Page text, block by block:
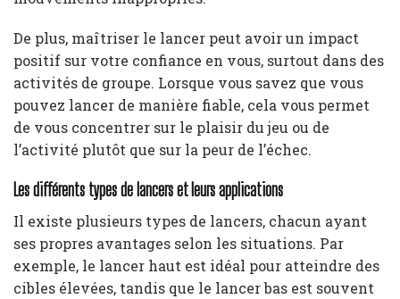
De plus, maîtriser le lancer peut avoir un impact
positif sur votre confiance en vous, surtout dans des
activités de groupe. Lorsque vous savez que vous
pouvez lancer de manière fiable, cela vous permet
de vous concentrer sur le plaisir du jeu ou de
l’activité plutôt que sur la peur de l’échec.
Les différents types de lancers et leurs applications
Il existe plusieurs types de lancers, chacun ayant
ses propres avantages selon les situations. Par
exemple, le lancer haut est idéal pour atteindre des
cibles élevées, tandis que le lancer bas est souvent